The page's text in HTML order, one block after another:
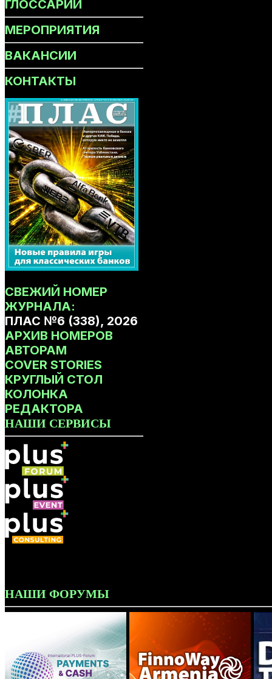
ГЛОССАРИЙ
МЕРОПРИЯТИЯ
ВАКАНСИИ
КОНТАКТЫ
СВЕЖИЙ НОМЕР
ЖУРНАЛА:
ПЛАС №6 (338), 2026
АРХИВ НОМЕРОВ
АВТОРАМ
COVER STORIES
КРУГЛЫЙ СТОЛ
КОЛОНКА
РЕДАКТОРА
НАШИ СЕРВИСЫ
НАШИ ФОРУМЫ